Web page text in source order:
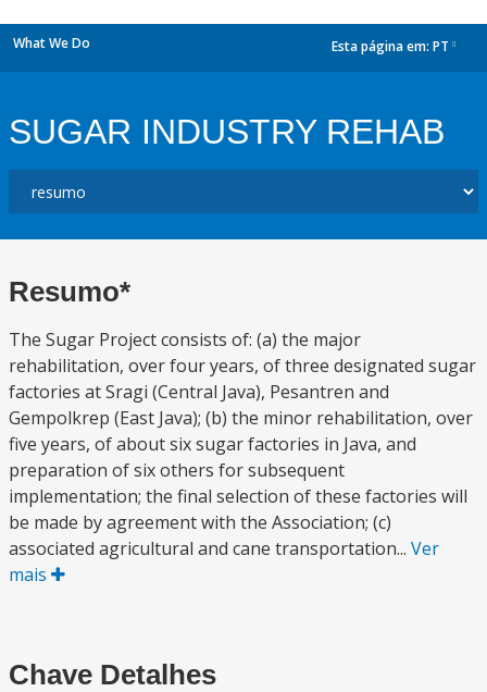
What We Do Esta página em: PT
SUGAR INDUSTRY REHAB
Resumo*
The Sugar Project consists of: (a) the major
rehabilitation, over four years, of three designated sugar
factories at Sragi (Central Java), Pesantren and
Gempolkrep (East Java); (b) the minor rehabilitation, over
five years, of about six sugar factories in Java, and
preparation of six others for subsequent
implementation; the final selection of these factories will
be made by agreement with the Association; (c)
associated agricultural and cane transportation... Ver
mais
Chave Detalhes